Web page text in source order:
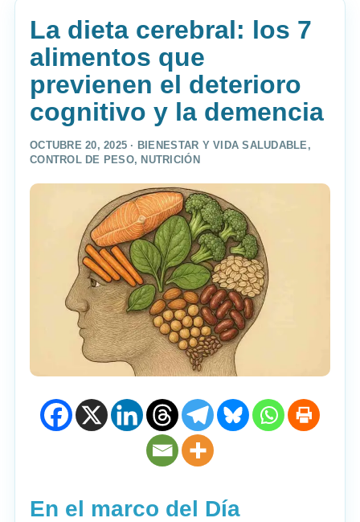
La dieta cerebral: los 7
alimentos que
previenen el deterioro
cognitivo y la demencia
OCTUBRE 20, 2025 · BIENESTAR Y VIDA SALUDABLE,
CONTROL DE PESO, NUTRICIÓN
En el marco del Día